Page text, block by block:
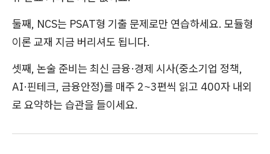
둘째, NCS는 PSAT형 기출 문제로만 연습하세요. 모듈형
이론 교재 지금 버리셔도 됩니다.
셋째, 논술 준비는 최신 금융·경제 시사(중소기업 정책,
AI·핀테크, 금융안정)를 매주 2~3편씩 읽고 400자 내외
로 요약하는 습관을 들이세요.